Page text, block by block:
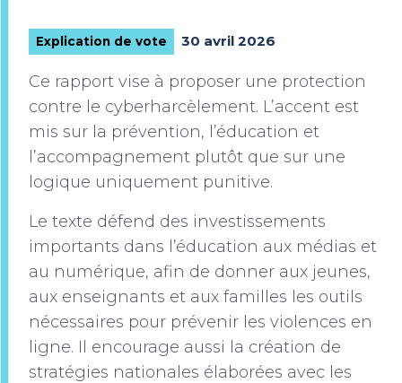
Explication de vote 30 avril 2026
Ce rapport vise à proposer une protection
contre le cyberharcèlement. L’accent est
mis sur la prévention, l’éducation et
l’accompagnement plutôt que sur une
logique uniquement punitive.
Le texte défend des investissements
importants dans l’éducation aux médias et
au numérique, afin de donner aux jeunes,
aux enseignants et aux familles les outils
nécessaires pour prévenir les violences en
ligne. Il encourage aussi la création de
stratégies nationales élaborées avec les